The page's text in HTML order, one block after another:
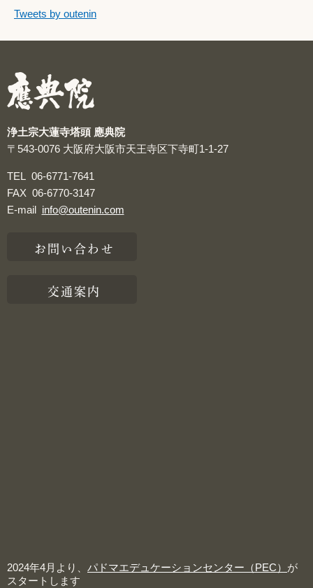
つぶやき
つぶやきをスキップする
Tweets by outenin
浄土宗大蓮寺塔頭 應典院
〒543-0076 大阪府大阪市天王寺区下寺町1-1-27
TEL 06-6771-7641
FAX 06-6770-3147
E-mail
info@outenin.com
お問い合わせ
交通案内
2024年4月より、 パドマエデュケーションセンター（PEC） が
スタートします